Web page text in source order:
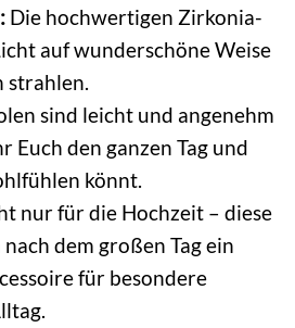
Die hochwertigen Zirkonia-
auf wunderschöne Weise
strahlen.
sind leicht und angenehm
Euch den ganzen Tag und
könnt.
nur für die Hochzeit – diese
dem großen Tag ein
für besondere